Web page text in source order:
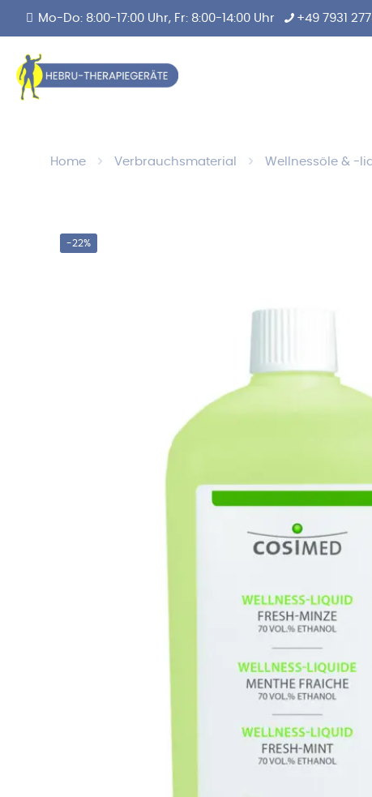
Mo-Do: 8:00-17:00 Uhr, Fr: 8:00-14:00 Uhr +49 7931
Home Verbrauchsmaterial Wellnessöle & -
-22%